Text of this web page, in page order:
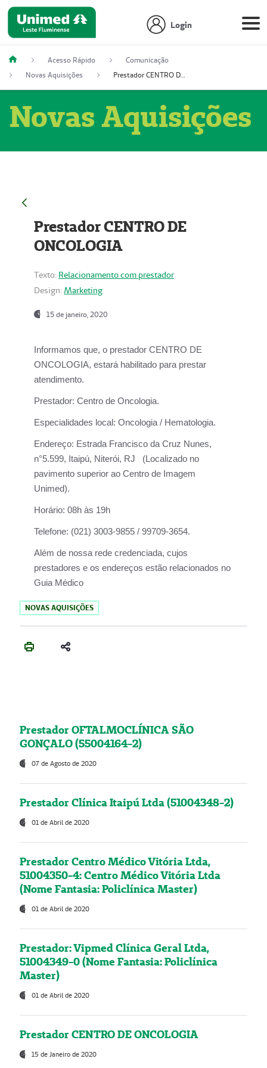
Login
Acesso Rápido
Comunicação
Novas Aquisições
Prestador CENTRO DE ONCOLOGIA
Novas Aquisições
Prestador CENTRO DE
ONCOLOGIA
Texto: Relacionamento com prestador
Design: Marketing
15 de janeiro, 2020
Informamos que, o prestador CENTRO DE
ONCOLOGIA, estará habilitado para prestar
atendimento.
Prestador: Centro de Oncologia.
Especialidades local: Oncologia / Hematologia.
Endereço: Estrada Francisco da Cruz Nunes,
n°5.599, Itaipú, Niterói, RJ (Localizado no
pavimento superior ao Centro de Imagem
Unimed).
Horário: 08h às 19h
Telefone: (021) 3003-9855 / 99709-3654.
Além de nossa rede credenciada, cujos
prestadores e os endereços estão relacionados no
Guia Médico
NOVAS AQUISIÇÕES
Prestador OFTALMOCLÍNICA SÃO
GONÇALO (55004164-2)
07 de Agosto de 2020
Prestador Clínica Itaipú Ltda (51004348-2)
01 de Abril de 2020
Prestador Centro Médico Vitória Ltda,
51004350-4: Centro Médico Vitória Ltda
(Nome Fantasia: Policlínica Master)
01 de Abril de 2020
Prestador: Vipmed Clínica Geral Ltda,
51004349-0 (Nome Fantasia: Policlínica
Master)
01 de Abril de 2020
Prestador CENTRO DE ONCOLOGIA
15 de Janeiro de 2020